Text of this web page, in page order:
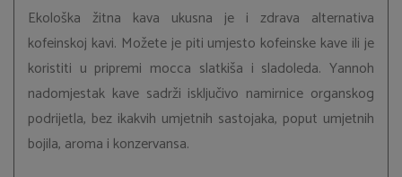
Ekološka žitna kava ukusna je i zdrava alternativa
kofeinskoj kavi. Možete je piti umjesto kofeinske kave ili je
koristiti u pripremi mocca slatkiša i sladoleda. Yannoh
nadomjestak kave sadrži isključivo namirnice organskog
podrijetla, bez ikakvih umjetnih sastojaka, poput umjetnih
bojila, aroma i konzervansa.